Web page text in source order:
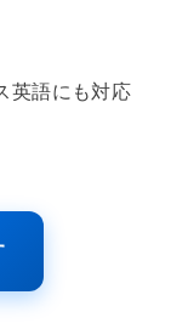
英語にも対応